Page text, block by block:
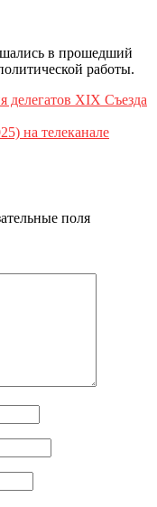
в прошедший
работы.
делегатов XIX Cъезда
на телеканале
поля